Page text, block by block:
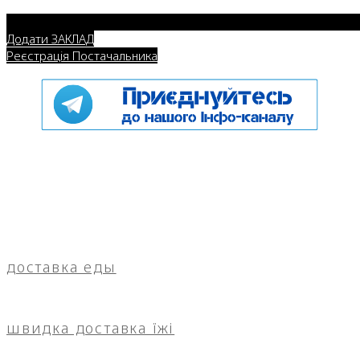
Додати ЗАКЛАД
Реєстрація Постачальника
доставка еды
швидка доставка їжі